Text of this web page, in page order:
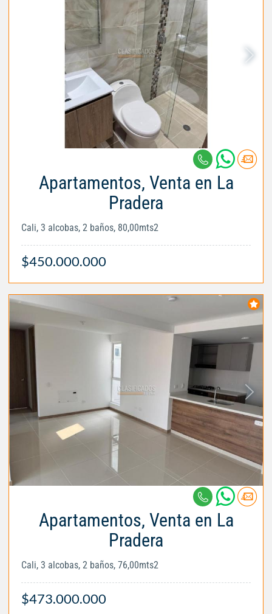
Apartamentos, Venta en La
Pradera
Cali, 3 alcobas, 2 baños, 80,00mts2
$450.000.000
Apartamentos, Venta en La
Pradera
Cali, 3 alcobas, 2 baños, 76,00mts2
$473.000.000